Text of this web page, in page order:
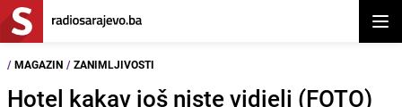
/ MAGAZIN / ZANIMLJIVOSTI
Hotel kakav još niste vidjeli (FOTO)